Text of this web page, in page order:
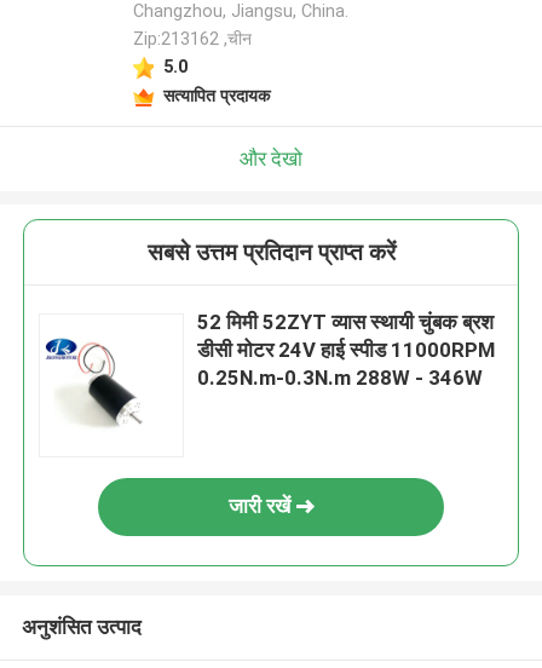
Changzhou, Jiangsu, China.
Zip:213162 ,चीन
5.0
सत्यापित प्रदायक
और देखो
सबसे उत्तम प्रतिदान प्राप्त करें
52 मिमी 52ZYT व्यास स्थायी चुंबक ब्रश
डीसी मोटर 24V हाई स्पीड 11000RPM
0.25N.m-0.3N.m 288W - 346W
जारी रखें
अनुशंसित उत्पाद